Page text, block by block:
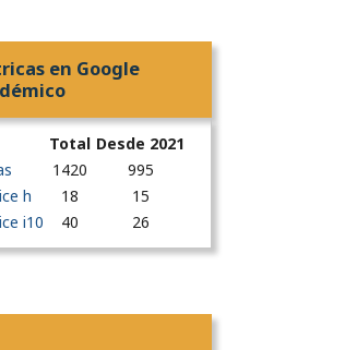
en Google
Total Desde 2021
1420
995
h
18
15
i10
40 26